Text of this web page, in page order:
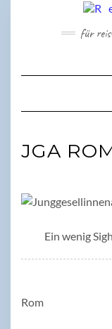
für
JGA
Ein wenig
Rom